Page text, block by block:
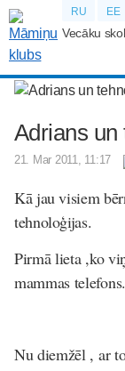
RU EE
Vecāku
Adrians un
21. Mar 2011, 11:17
Kā jau visiem
tehnoloģijas.
Pirmā lieta ,ko
mammas telefons.
Nu diemžēl , ar